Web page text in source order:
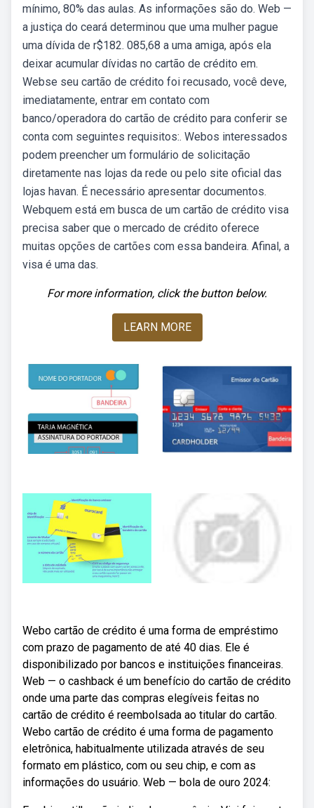
mínimo, 80% das aulas. As informações são do. Web —
a justiça do ceará determinou que uma mulher pague
uma dívida de r$182. 085,68 a uma amiga, após ela
deixar acumular dívidas no cartão de crédito em.
Webse seu cartão de crédito foi recusado, você deve,
imediatamente, entrar em contato com
banco/operadora do cartão de crédito para conferir se
conta com seguintes requisitos:. Webos interessados
podem preencher um formulário de solicitação
diretamente nas lojas da rede ou pelo site oficial das
lojas havan. É necessário apresentar documentos.
Webquem está em busca de um cartão de crédito visa
precisa saber que o mercado de crédito oferece
muitas opções de cartões com essa bandeira. Afinal, a
visa é uma das.
For more information, click the button below.
LEARN MORE
Webo cartão de crédito é uma forma de empréstimo
com prazo de pagamento de até 40 dias. Ele é
disponibilizado por bancos e instituições financeiras.
Web — o cashback é um benefício do cartão de crédito
onde uma parte das compras elegíveis feitas no
cartão de crédito é reembolsada ao titular do cartão.
Webo cartão de crédito é uma forma de pagamento
eletrônica, habitualmente utilizada através de seu
formato em plástico, com ou seu chip, e com as
informações do usuário. Web — bola de ouro 2024: